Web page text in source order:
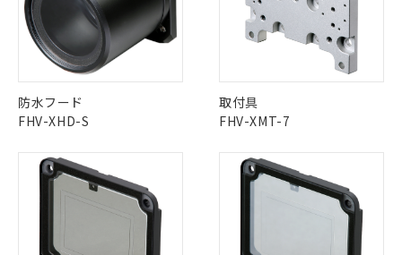
防水フード
FHV-XHD-S
取付具
FHV-XMT-7